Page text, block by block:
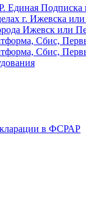
г. Ижевска
Ижевск или
Сбис,
Сбис,
в ФСРАР